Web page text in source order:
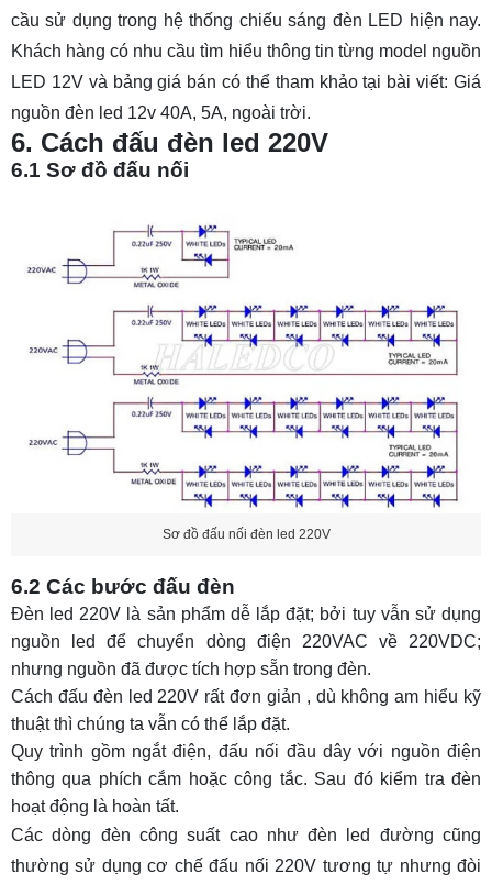
cầu sử dụng trong hệ thống chiếu sáng đèn LED hiện nay.
Khách hàng có nhu cầu tìm hiểu thông tin từng model nguồn
LED 12V và bảng giá bán có thể tham khảo tại bài viết: Giá
nguồn đèn led 12v 40A, 5A, ngoài trời.
6. Cách đấu đèn led 220V
6.1 Sơ đồ đấu nối
Sơ đồ đấu nối đèn led 220V
6.2 Các bước đấu đèn
Đèn led 220V là sản phẩm dễ lắp đặt; bởi tuy vẫn sử dụng
nguồn led để chuyển dòng điện 220VAC về 220VDC;
nhưng nguồn đã được tích hợp sẵn trong đèn.
Cách đấu đèn led 220V rất đơn giản , dù không am hiểu kỹ
thuật thì chúng ta vẫn có thể lắp đặt.
Quy trình gồm ngắt điện, đấu nối đầu dây với nguồn điện
thông qua phích cắm hoặc công tắc. Sau đó kiểm tra đèn
hoạt động là hoàn tất.
Các dòng đèn công suất cao nhưđèn led đường cũng
thường sử dụng cơ chế đấu nối 220V tương tự nhưng đòi